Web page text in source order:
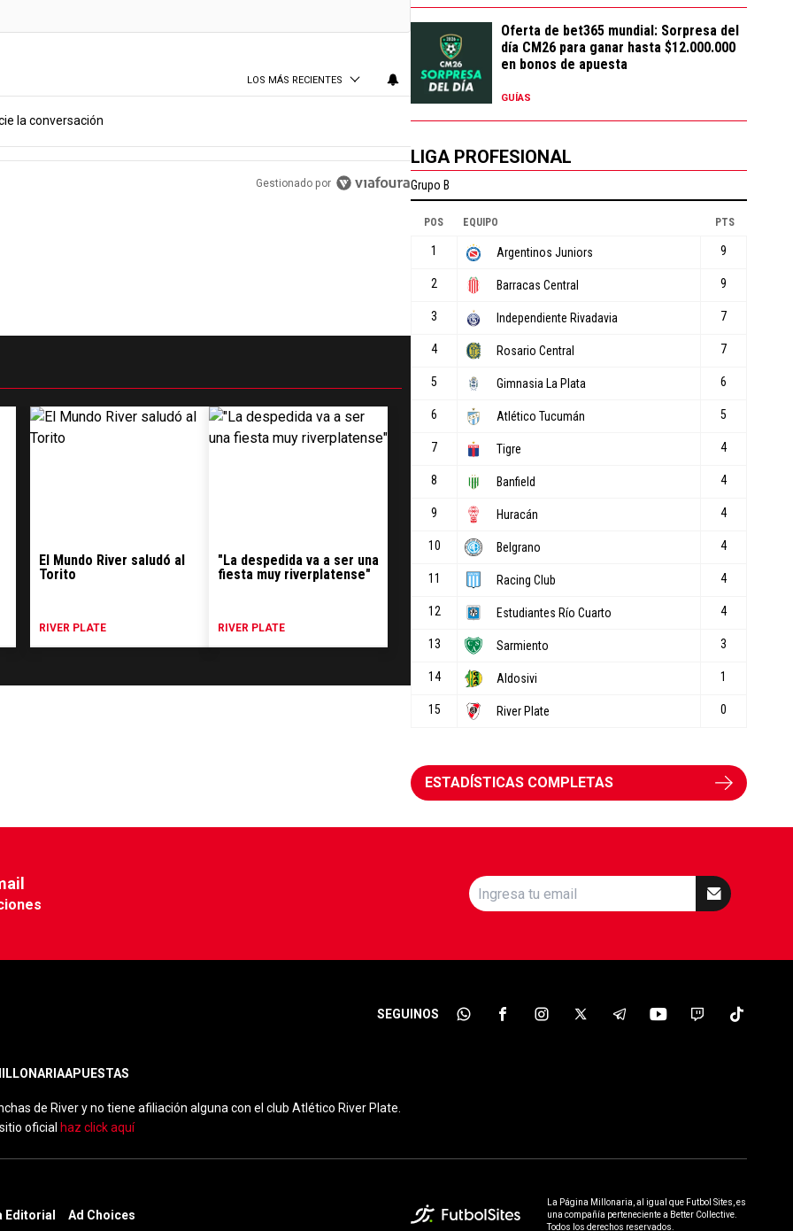
LOS MÁS RECIENTES
la conversación
El Mundo River saludó al
Torito
RIVER PLATE
"La despedida va a ser una
fiesta muy riverplatense"
RIVER PLATE
Oferta de bet365 mundial: Sorpresa del
día CM26 para ganar hasta $12.000.000
en bonos de apuesta
GUÍAS
LIGA PROFESIONAL
ESTADÍSTICAS COMPLETAS
SEGUINOS
APUESTAS
de River y no tiene afiliación alguna con el club Atlético River Plate.
oficial haz click aquí
Editorial Ad Choices
La Página Millonaria, al igual que Futbol Sites, es
una compañía perteneciente a Better Collective.
Todos los derechos reservados.